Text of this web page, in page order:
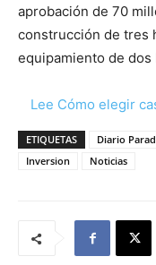
aprobación de 70
construcción de tres
equipamiento de dos
Lee Cómo elegir
ETIQUETAS Diario
Inversion
Noticias